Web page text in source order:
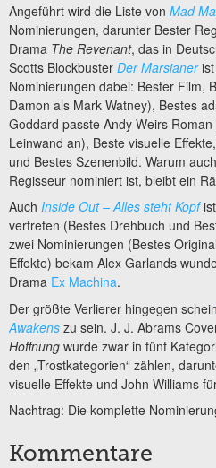
Angeführt wird die Liste von Mad
Nominierungen, darunter Bester
Drama The Revenant, das in
Scotts Blockbuster Der Marsianerist
Nominierungen dabei: Bester Film,
Damon als Mark Watney), Bestes
Goddard passte Andy Weirs Roman
Leinwand an), Beste visuelle
und Bestes Szenenbild. Warum
Regisseur nominiert ist, bleibt ein
Auch Inside Out – Alles steht Kopfist
vertreten (Bestes Drehbuch und
zwei Nominierungen (Bestes
Effekte) bekam Alex Garlands
Drama Ex Machina.
Der größte Verlierer hingegen
Awakens zu sein. J. J. Abrams
Hoffnung wurde zwar in fünf
den „Trostkategorien“ zählen,
visuelle Effekte und John Williams
Nachtrag: Die komplette
Kommentare